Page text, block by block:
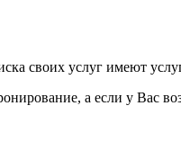
своих услуг имеют
а если у Вас